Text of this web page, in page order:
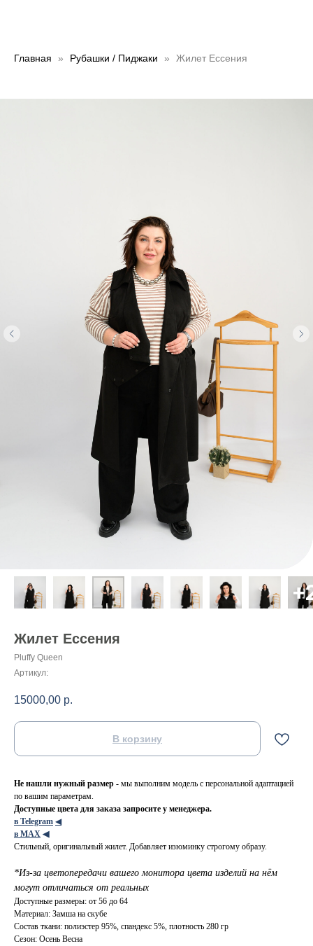
Главная Рубашки / Пиджаки Жилет Ессения
Жилет Ессения
Pluffy Queen
Артикул:
15000,00 р.
В корзину
Не нашли нужный размер - мы выполним модель с персональной адаптацией
по вашим параметрам.
Доступные цвета для заказа запросите у менеджера.
в Telegram ◀
в МАХ ◀
Стильный, оригинальный жилет. Добавляет изюминку строгому образу.
*Из-за цветопередачи вашего монитора цвета изделий на нём
могут отличаться от реальных
Доступные размеры: от 56 до 64
Материал: Замша на скубе
Состав ткани: полиэстер 95%, спандекс 5%, плотность 280 гр
Сезон: Осень Весна